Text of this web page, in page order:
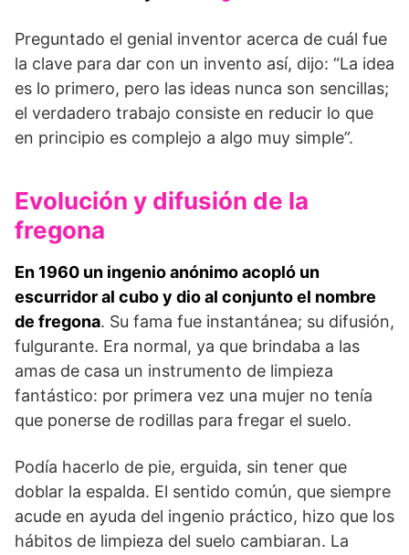
Preguntado el genial inventor acerca de cuál fue
la clave para dar con un invento así, dijo: “La idea
es lo primero, pero las ideas nunca son sencillas;
el verdadero trabajo consiste en reducir lo que
en principio es complejo a algo muy simple”.
Evolución y difusión de la
fregona
En 1960 un ingenio anónimo acopló un
escurridor al cubo y dio al conjunto el nombre
de fregona. Su fama fue instantánea; su difusión,
fulgurante. Era normal, ya que brindaba a las
amas de casa un instrumento de limpieza
fantástico: por primera vez una mujer no tenía
que ponerse de rodillas para fregar el suelo.
Podía hacerlo de pie, erguida, sin tener que
doblar la espalda. El sentido común, que siempre
acude en ayuda del ingenio práctico, hizo que los
hábitos de limpieza del suelo cambiaran. La